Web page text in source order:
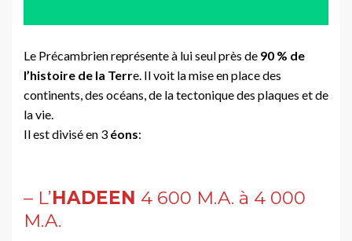
Le Précambrien représente à lui seul près de 90 % de
l’histoire de la Terre. Il voit la mise en place des
continents, des océans, de la tectonique des plaques et de
la vie.
Il est divisé en 3 éons:
– L’HADEEN 4 600 M.A. à 4 000
M.A.